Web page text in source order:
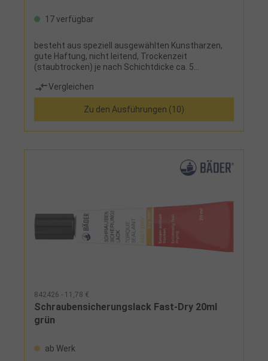
17 verfügbar
besteht aus speziell ausgewählten Kunstharzen,
gute Haftung, nicht leitend, Trockenzeit
(staubtrocken) je nach Schichtdicke ca. 5
Versiegeln und zum Manipulationsnachweis
einsetzbar
Vergleichen
Zu den Ausführungen (10)
842426 - 11,78 €
Schraubensicherungslack Fast-Dry 20ml
grün
ab Werk